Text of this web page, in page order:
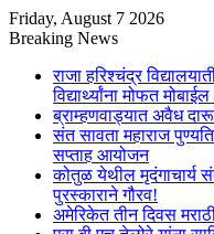
Friday, August 7 2026
Breaking News
राजा हरिश्चंद्र
विद्यार्थ्यांना मोफत
ब्राम्हणवाड्यात अवैध दारू
संत सावता महाराज
सप्ताह आयोजन
कोतुळ येथील मृदंगाचार्य
पुरस्काराने गौरव!
अमेरिकेत तीन दिवस